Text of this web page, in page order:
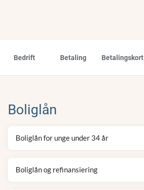
Bedrift Betaling Betalingskort
Boliglån
Boliglån for unge under 34 år
Boliglån og refinansiering